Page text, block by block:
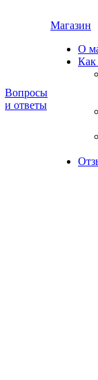
Вопросы
и ответы
Магазин
О
Как